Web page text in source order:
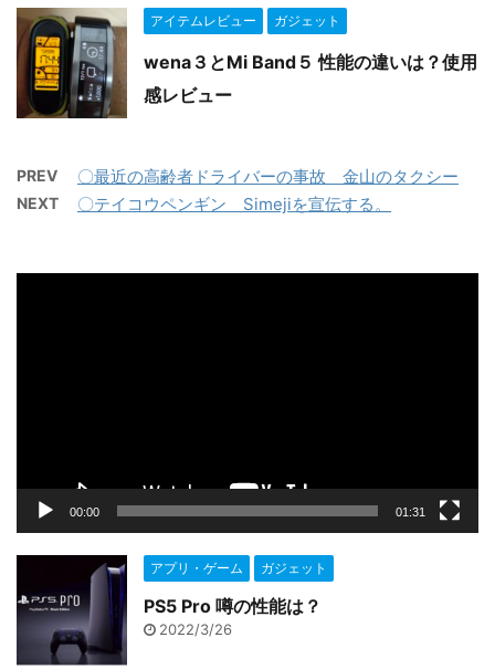
アイテムレビュー ガジェット
wena３とMi Band５ 性能の違いは？使用
感レビュー
PREV 〇最近の高齢者ドライバーの事故 金山のタクシー
NEXT 〇テイコウペンギン Simejiを宣伝する。
00:00 01:31
アプリ・ゲーム ガジェット
PS5 Pro 噂の性能は？
2022/3/26